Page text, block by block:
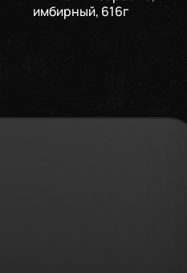
имбирный, 616г